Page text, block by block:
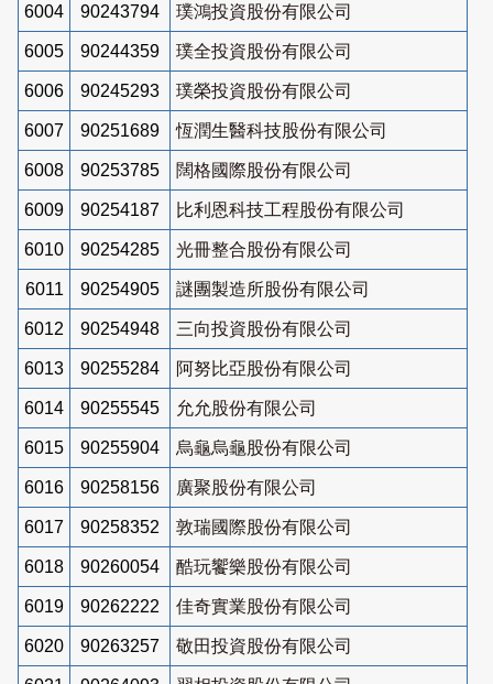
6004 90243794 璞鴻投資股份有限公司
6005 90244359 璞全投資股份有限公司
6006 90245293 璞榮投資股份有限公司
6007 90251689 恆潤生醫科技股份有限公司
6008 90253785 闊格國際股份有限公司
6009 90254187 比利恩科技工程股份有限公司
6010 90254285 光冊整合股份有限公司
6011 90254905 謎團製造所股份有限公司
6012 90254948 三向投資股份有限公司
6013 90255284 阿努比亞股份有限公司
6014 90255545 允允股份有限公司
6015 90255904 烏龜烏龜股份有限公司
6016 90258156 廣聚股份有限公司
6017 90258352 敦瑞國際股份有限公司
6018 90260054 酷玩饗樂股份有限公司
6019 90262222 佳奇實業股份有限公司
6020 90263257 敬田投資股份有限公司